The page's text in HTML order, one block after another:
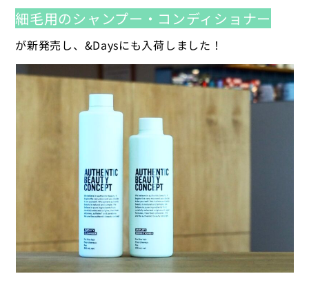
細毛用のシャンプー・コンディショナー
が新発売し、&Daysにも入荷しました！